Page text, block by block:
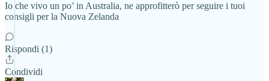
Io che vivo un po’ in Australia, ne approfitterò per seguire i tuoi
consigli per la Nuova Zelanda
Rispondi (1)
Condividi